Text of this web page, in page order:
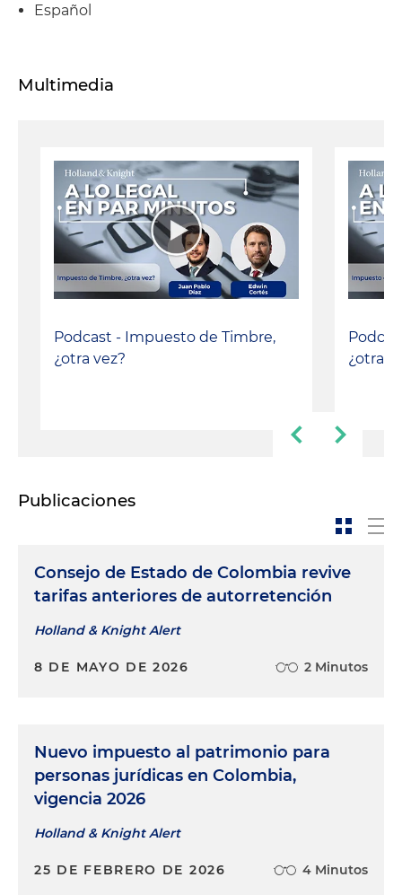
Español
Multimedia
Podcast - Impuesto de Timbre,
¿otra vez?
¿otra
Publicaciones
Consejo de Estado de Colombia revive
tarifas anteriores de autorretención
Holland & Knight Alert
8 DE MAYO DE 2026 2 Minutos
Nuevo impuesto al patrimonio para
personas jurídicas en Colombia,
vigencia 2026
Holland & Knight Alert
25 DE FEBRERO DE 2026 4 Minutos